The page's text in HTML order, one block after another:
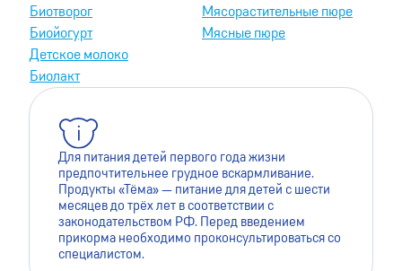
Биотворог
Биойогурт
Детское молоко
Биолакт
Мясорастительные пюре
Мясные пюре
Для питания детей первого года жизни
предпочтительнее грудное вскармливание.
Продукты «Тёма» — питание для детей с шести
месяцев до трёх лет в соответствии с
законодательством РФ. Перед введением
прикорма необходимо проконсультироваться со
специалистом.